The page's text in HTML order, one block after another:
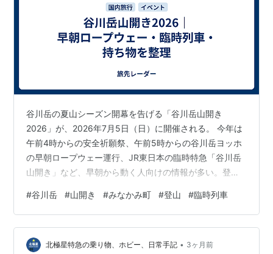
谷川岳の夏山シーズン開幕を告げる「谷川岳山開き
2026」が、2026年7月5日（日）に開催される。 今年は
午前4時からの安全祈願祭、午前5時からの谷川岳ヨッホ
の早朝ロープウェー運行、JR東日本の臨時特急「谷川岳
山開き」など、早朝から動く人向けの情報が多い。登山
麓イベントを楽しむ人にも関係する一日だ。 この記事で
は、2026年7月5日時点で確認できる公式情報を中心に、
日程、アクセス、料金、混雑・安全面の注意点、持ち物
を整理する。筆者は今回の山開きに現地参加していない
#谷川岳 #山開き #みなかみ町 #登山 #臨時列車
北極星特急の乗り物、ホビー、日常手記 • 3ヶ月前